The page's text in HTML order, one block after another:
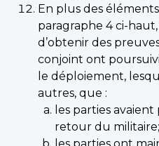
En plus des
paragraphe 4 ci-
d’obtenir des
conjoint ont
le déploiement,
autres, que :
les parties
retour du militaire;